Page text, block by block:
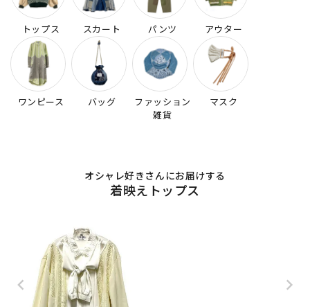
トップス スカート パンツ アウター
ワンピース バッグ
ファッション
雑貨
マスク
オシャレ好きさんにお届けする
着映えトップス